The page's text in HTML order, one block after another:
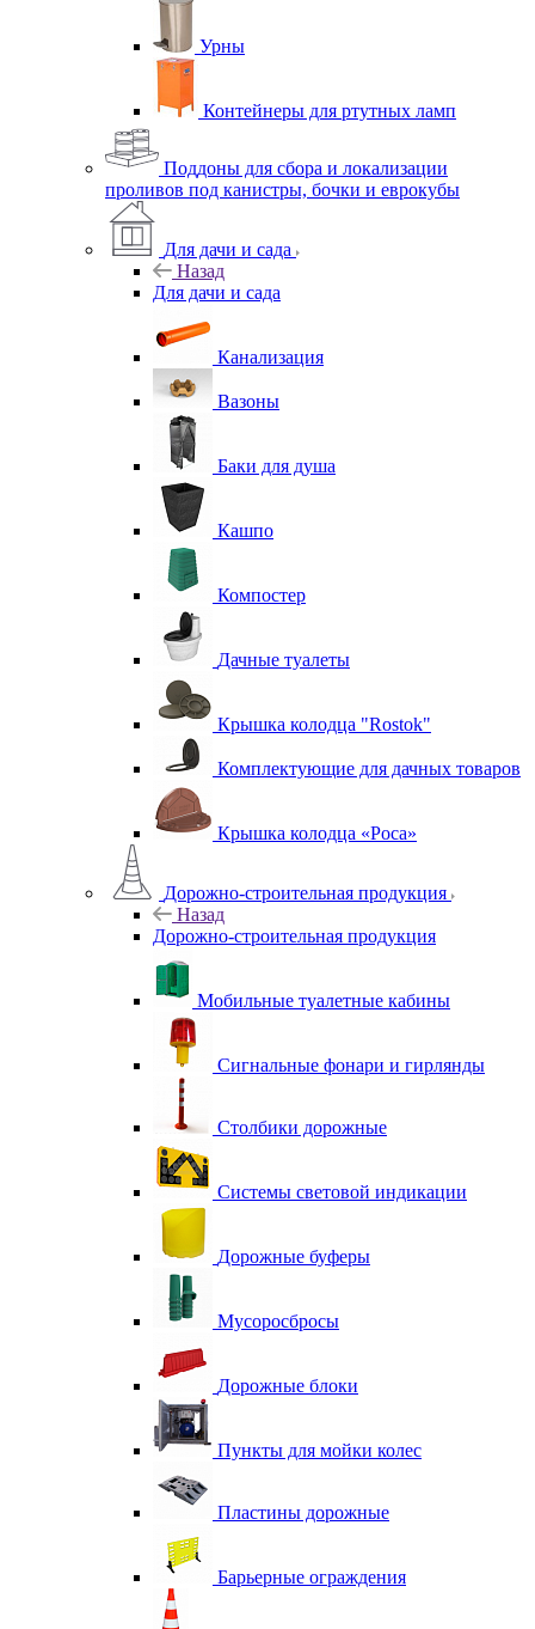
Урны
Контейнеры для ртутных ламп
Поддоны для сбора и локализации
проливов под канистры, бочки и еврокубы
Для дачи и сада
Назад
Для дачи и сада
Канализация
Вазоны
Баки для душа
Кашпо
Компостер
Дачные туалеты
Крышка колодца "Rostok"
Комплектующие для дачных товаров
Крышка колодца «Роса»
Дорожно-строительная продукция
Назад
Дорожно-строительная продукция
Мобильные туалетные кабины
Сигнальные фонари и гирлянды
Столбики дорожные
Системы световой индикации
Дорожные буферы
Мусоросбросы
Дорожные блоки
Пункты для мойки колес
Пластины дорожные
Барьерные ограждения